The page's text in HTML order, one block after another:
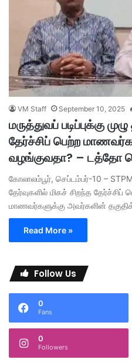
VM Staff September 10, 2025
மருத்துவப் படிப்புக்கு
தேர்ச்சிப் பெற்ற
வழங்குவதா? – டத்தோ
கோலாலம்பூர், செப்டம்பர்-10 –
தேர்வுகளில் மிகச் சிறந்த தேர்ச்சிப்
மாணவர்களுக்கு அவர்களின்
Read More »
Follow Us
0
Fans
0
Followers